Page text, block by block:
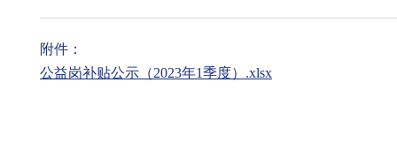
附件：
公益岗补贴公示（2023年1季度）.xlsx